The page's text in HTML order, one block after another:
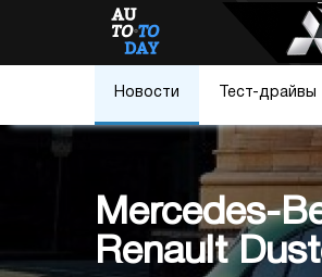
Новости Тест-драйвы
Mercedes-
Renault